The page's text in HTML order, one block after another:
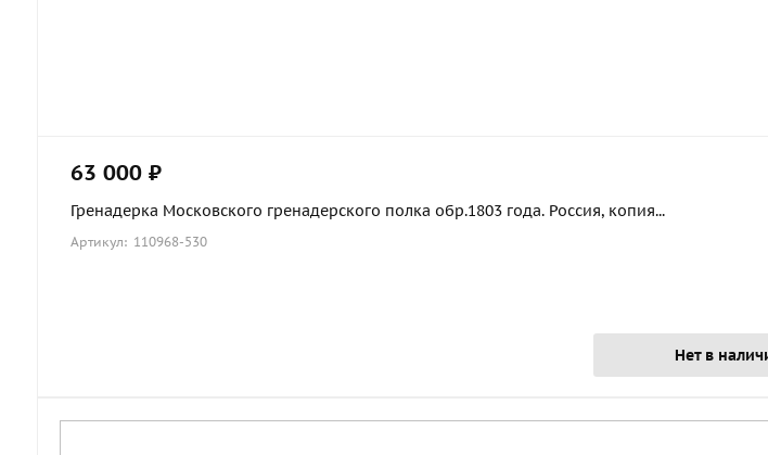
63 000 ₽
Гренадерка Московского гренадерского полка обр.1803 года. Россия, копия...
Артикул: 110968-530
Нет в